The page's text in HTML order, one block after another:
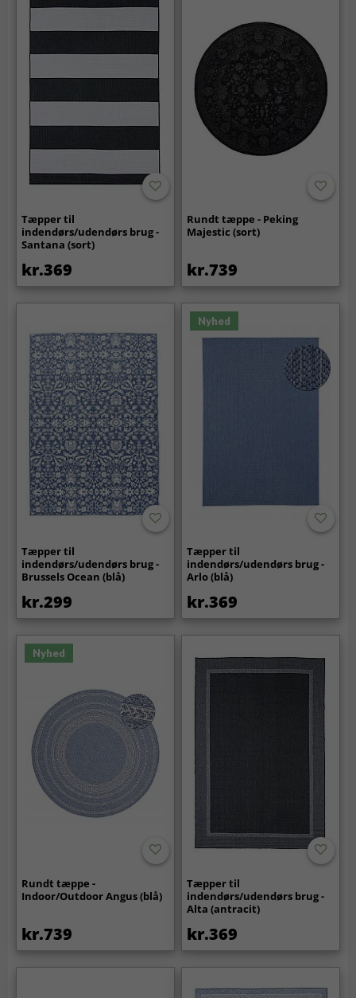
Tæpper til
indendørs/udendørs brug -
Santana (sort)
kr.369
Rundt tæppe - Peking
Majestic (sort)
kr.739
Tæpper til
indendørs/udendørs brug -
Brussels Ocean (blå)
kr.299
Nyhed
Tæpper til
indendørs/udendørs brug -
Arlo (blå)
kr.369
Nyhed
Rundt tæppe -
Indoor/Outdoor Angus (blå)
kr.739
Tæpper til
indendørs/udendørs brug -
Alta (antracit)
kr.369